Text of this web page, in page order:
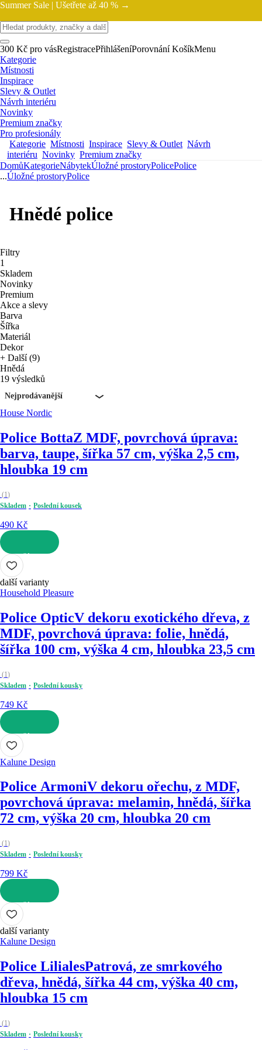
Summer Sale | Ušetřete až 40 % →
300 Kč pro vásRegistracePřihlášeníPorovnání KošíkMenu
Kategorie
Místnosti
Inspirace
Slevy & Outlet
Návrh interiéru
Novinky
Premium značky
Pro profesionály
Kategorie Místnosti Inspirace Slevy & Outlet Návrh
interiéru Novinky Premium značky
DomůKategorieNábytekÚložné prostoryPolicePolice
...Úložné prostoryPolice
Hnědé police
Filtry
1
Skladem
Novinky
Premium
Akce a slevy
Barva
Šířka
Materiál
Dekor
+ Další (9)
Hnědá
19 výsledků
Nejprodávanější
House Nordic
Police BottaZ MDF, povrchová úprava:
barva, taupe, šířka 57 cm, výška 2,5 cm,
hloubka 19 cm
(1)
Skladem
Poslední kousek
490 Kč
DO KOŠÍKU
další varianty
Household Pleasure
Police OpticV dekoru exotického dřeva, z
MDF, povrchová úprava: folie, hnědá,
šířka 100 cm, výška 4 cm, hloubka 23,5 cm
(1)
Skladem
Poslední kousky
749 Kč
DO KOŠÍKU
Kalune Design
Police ArmoniV dekoru ořechu, z MDF,
povrchová úprava: melamin, hnědá, šířka
72 cm, výška 20 cm, hloubka 20 cm
(1)
Skladem
Poslední kousky
799 Kč
DO KOŠÍKU
další varianty
Kalune Design
Police LilialesPatrová, ze smrkového
dřeva, hnědá, šířka 44 cm, výška 40 cm,
hloubka 15 cm
(1)
Skladem
Poslední kousky